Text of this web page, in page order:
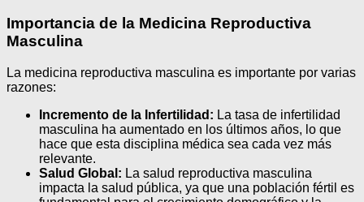
Importancia de la Medicina Reproductiva
Masculina
La medicina reproductiva masculina es importante por varias
razones:
Incremento de la Infertilidad: La tasa de infertilidad
masculina ha aumentado en los últimos años, lo que
hace que esta disciplina médica sea cada vez más
relevante.
Salud Global: La salud reproductiva masculina
impacta la salud pública, ya que una población fértil es